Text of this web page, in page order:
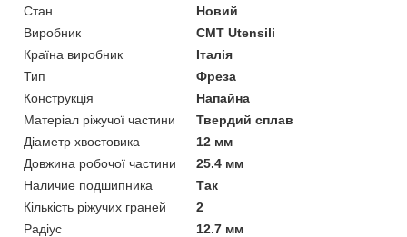
Стан
Новий
Виробник
CMT Utensili
Країна виробник
Італія
Тип
Фреза
Конструкція
Напайна
Матеріал ріжучої частини
Твердий сплав
Діаметр хвостовика
12 мм
Довжина робочої частини
25.4 мм
Наличие подшипника
Так
Кількість ріжучих граней
2
Радіус
12.7 мм